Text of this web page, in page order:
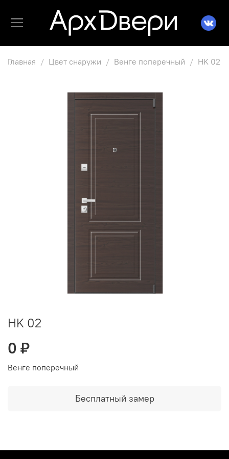
Главная Цвет снаружи Венге поперечный HK 02
HK 02
0 ₽
Венге поперечный
Бесплатный замер